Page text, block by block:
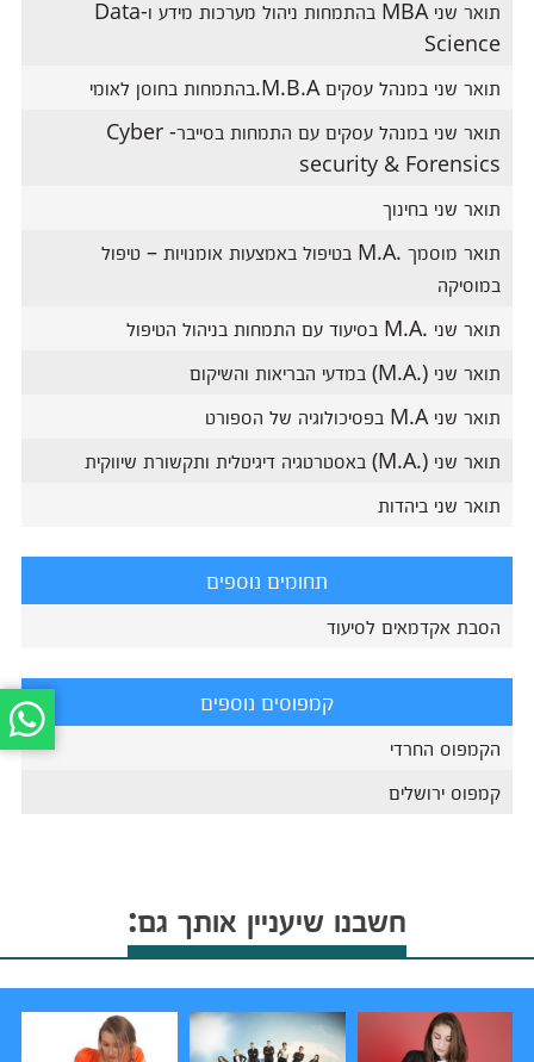
תואר שני MBA בהתמחות ניהול מערכות מידע ו-Data
Science
תואר שני במנהל עסקים M.B.A.בהתמחות בחוסן לאומי
תואר שני במנהל עסקים עם התמחות בסייבר- Cyber
security & Forensics
תואר שני בחינוך
תואר מוסמך .M.A בטיפול באמצעות אומנויות – טיפול
במוסיקה
תואר שני .M.A בסיעוד עם התמחות בניהול הטיפול
תואר שני (.M.A) במדעי הבריאות והשיקום
תואר שני M.A בפסיכולוגיה של הספורט
תואר שני (.M.A) באסטרטגיה דיגיטלית ותקשורת שיווקית
תואר שני ביהדות
תחומים נוספים
הסבת אקדמאים לסיעוד
קמפוסים נוספים
הקמפוס החרדי
קמפוס ירושלים
חשבנו שיעניין אותך גם: